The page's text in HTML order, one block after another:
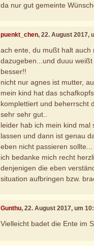
da nur gut gemeinte
puenkt_chen, 22. August 2017,
ach ente, du mußt halt auch
dazugeben...und duuu
besser!!
nicht nur agnes ist mutter,
mein kind hat das
komplettiert und beherrscht
sehr sehr gut..
leider hab ich mein kind mal
lassen und dann ist genau
eben nicht passieren sollte...
ich bedanke mich recht
denjenigen die eben
situation aufbringen bzw.
Gunthu, 22. August 2017, um
Vielleicht badet die Ente im